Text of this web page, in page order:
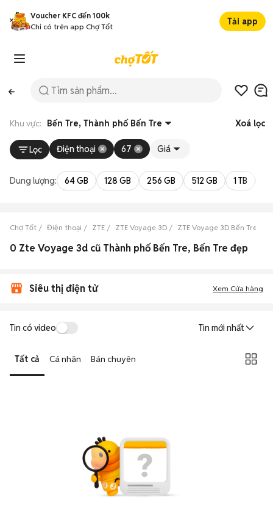
Voucher KFC đến 100k
Chỉ có trên app Chợ Tốt
Tải app
Khu vực: Bến Tre, Thành phố Bến Tre Xoá lọc
Lọc Điện thoại 67 Giá
Dung lượng: 64 GB 128 GB 256 GB 512 GB 1 TB
Chợ Tốt Điện thoại ZTE ZTE Voyage 3D ZTE Voyage 3D Bến Tre
0 Zte Voyage 3d cũ Thành phố Bến Tre, Bến Tre đẹp
Siêu thị điện tử Xem Cửa hàng
Tin có video Tin mới nhất
Tất cả Cá nhân Bán chuyên